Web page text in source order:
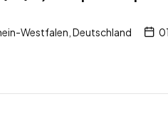
Westfalen, Deutschland